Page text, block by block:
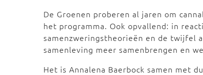
De Groenen proberen al jaren om
het programma. Ook opvallend: in
samenzweringstheorieën en de twijfel
samenleving meer samenbrengen en
Het is Annalena Baerbock samen met